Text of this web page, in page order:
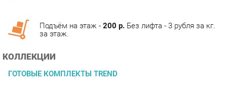
КОЛЛЕКЦИИ
ОПИСАНИЕ